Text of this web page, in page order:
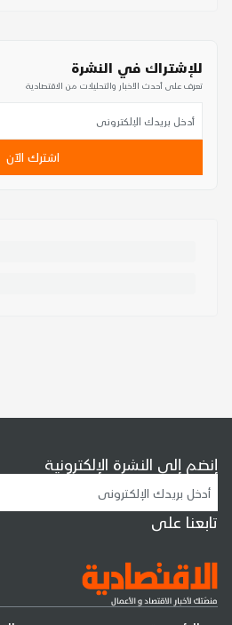
للإشتراك في النشرة
تعرف على أحدث الأخبار والتحليلات من الاقتصادية
اشترك الآن
إنضم إلى النشرة الإلكترونية
تابعنا على